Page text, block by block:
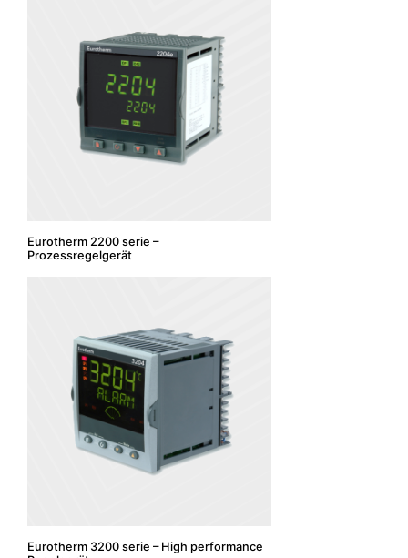
Eurotherm 2200 serie –
Prozessregelgerät
Eurotherm 3200 serie – High performance